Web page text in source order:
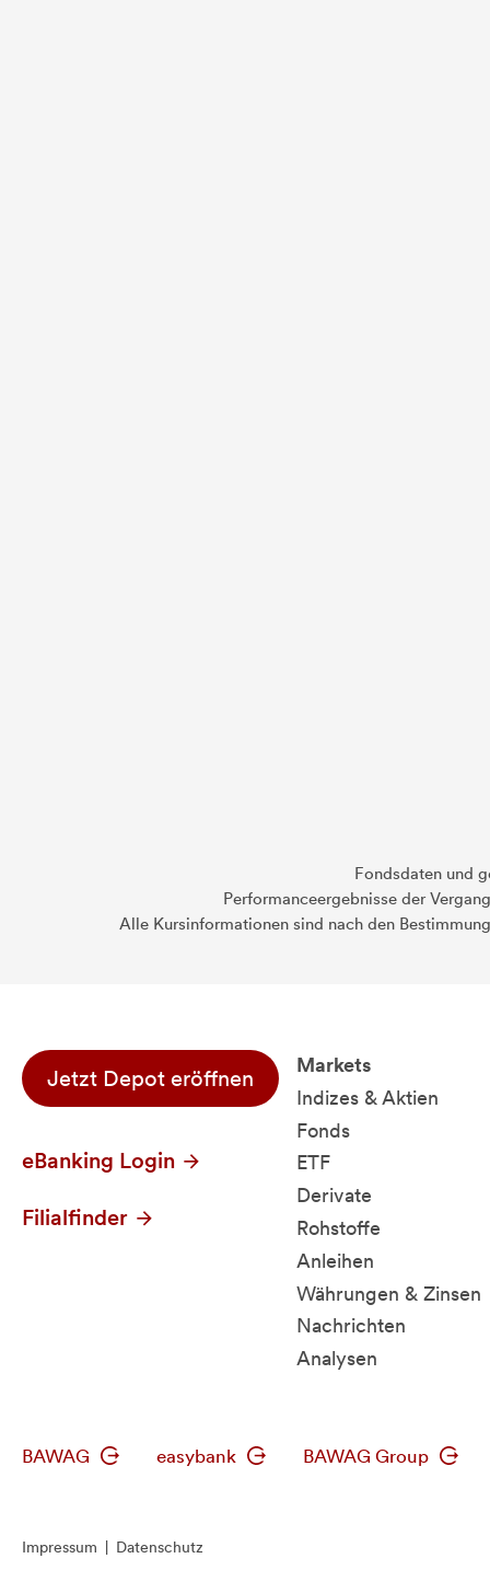
Fondsdaten und
Performanceergebnisse der
Alle Kursinformationen sind nach den
Jetzt Depot eröffnen
eBanking Login
Filialfinder
Markets
Indizes & Aktien
Fonds
ETF
Derivate
Rohstoffe
Anleihen
Währungen & Zinsen
Nachrichten
Analysen
BAWAG easybank BAWAG Group
Impressum Datenschutz